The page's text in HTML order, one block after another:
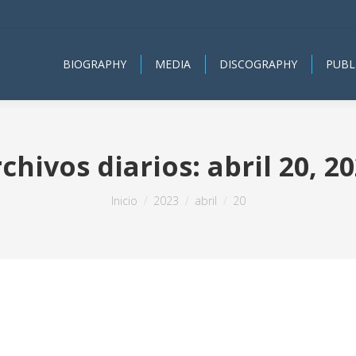
BIOGRAPHY MEDIA DISCOGRAPHY
diarios: abril 20,
Estás aquí:
Inicio 2023 abril 20